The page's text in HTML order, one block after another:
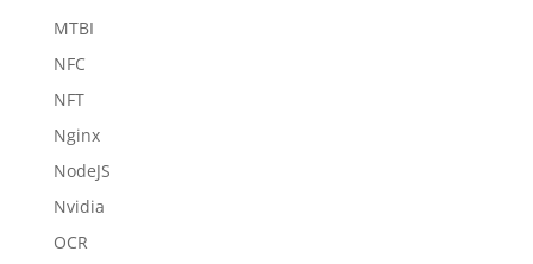
MTBI
NFC
NFT
Nginx
NodeJS
Nvidia
OCR